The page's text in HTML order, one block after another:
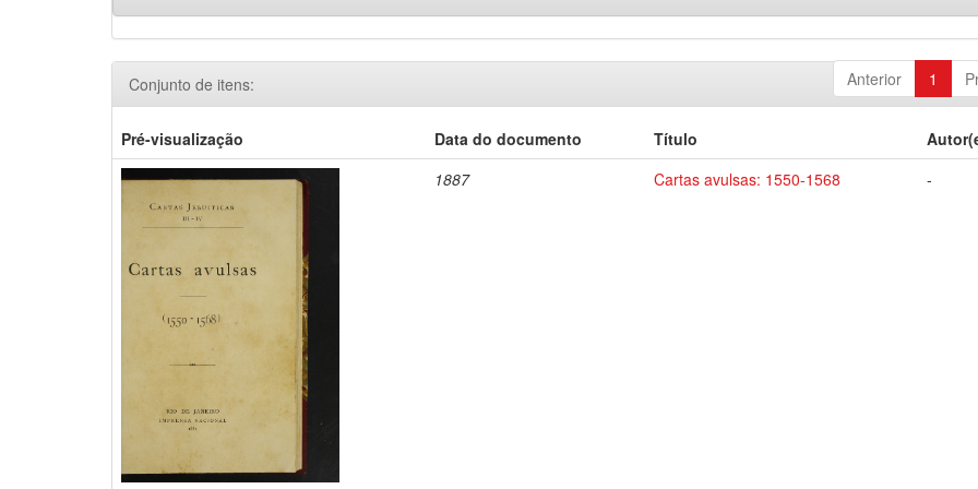
Anterior 1
Conjunto de itens:
Pré-visualização Data do documento Título
1887
Cartas avulsas: 1550-1568 -